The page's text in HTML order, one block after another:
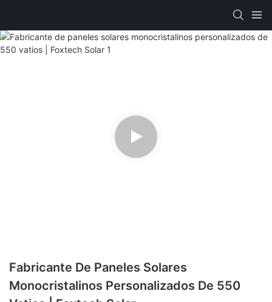
Fabricante De Paneles Solares
Monocristalinos Personalizados De 550